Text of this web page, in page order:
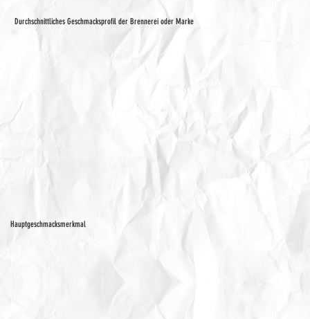
Durchschnittliches Geschmacksprofil der Brennerei oder Marke
Hauptgeschmacksmerkmal